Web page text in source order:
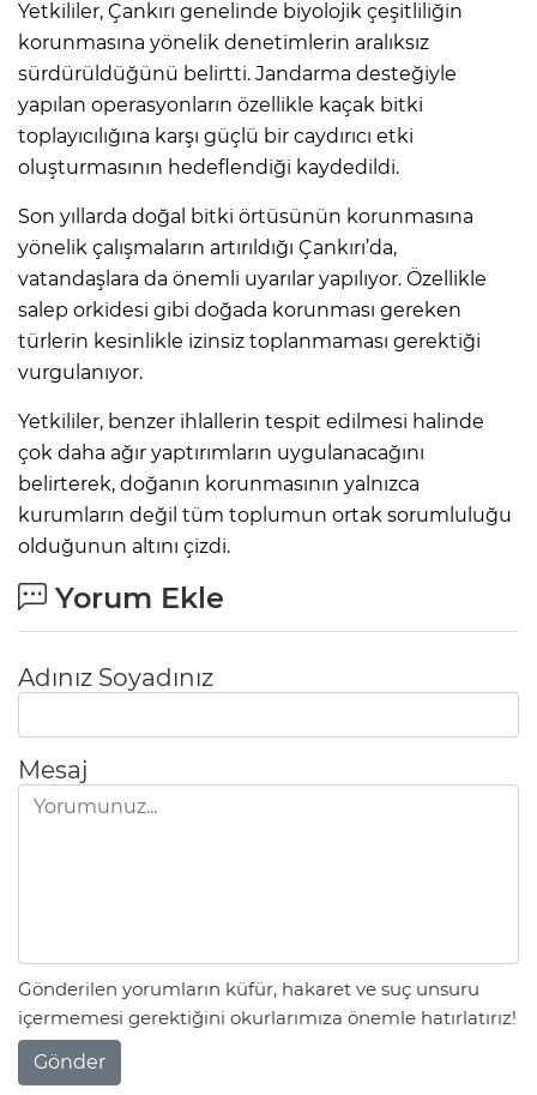
Yetkililer, Çankırı genelinde biyolojik çeşitliliğin
korunmasına yönelik denetimlerin aralıksız
sürdürüldüğünü belirtti. Jandarma desteğiyle
yapılan operasyonların özellikle kaçak bitki
toplayıcılığına karşı güçlü bir caydırıcı etki
oluşturmasının hedeflendiği kaydedildi.
Son yıllarda doğal bitki örtüsünün korunmasına
yönelik çalışmaların artırıldığı Çankırı’da,
vatandaşlara da önemli uyarılar yapılıyor. Özellikle
salep orkidesi gibi doğada korunması gereken
türlerin kesinlikle izinsiz toplanmaması gerektiği
vurgulanıyor.
Yetkililer, benzer ihlallerin tespit edilmesi halinde
çok daha ağır yaptırımların uygulanacağını
belirterek, doğanın korunmasının yalnızca
kurumların değil tüm toplumun ortak sorumluluğu
olduğunun altını çizdi.
Yorum Ekle
Adınız Soyadınız
Mesaj
Gönderilen yorumların küfür, hakaret ve suç unsuru
içermemesi gerektiğini okurlarımıza önemle hatırlatırız!
Gönder